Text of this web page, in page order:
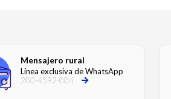
Mensajero rural
Línea exclusiva de WhatsApp
280-4592-884